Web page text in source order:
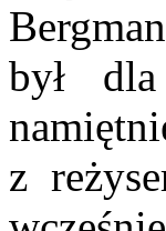
był
z